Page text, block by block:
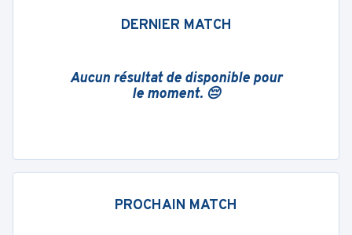
DERNIER MATCH
Aucun résultat de disponible pour
le moment. 😔
PROCHAIN MATCH